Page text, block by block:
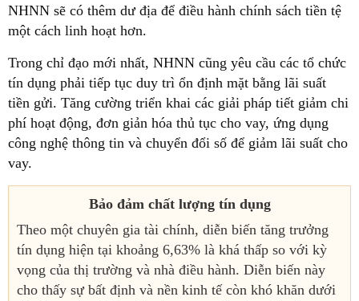
NHNN sẽ có thêm dư địa để điều hành chính sách tiền tệ
một cách linh hoạt hơn.
Trong chỉ đạo mới nhất, NHNN cũng yêu cầu các tổ chức
tín dụng phải tiếp tục duy trì ổn định mặt bằng lãi suất
tiền gửi. Tăng cường triển khai các giải pháp tiết giảm chi
phí hoạt động, đơn giản hóa thủ tục cho vay, ứng dụng
công nghệ thông tin và chuyển đổi số để giảm lãi suất cho
vay.
Bảo đảm chất lượng tín dụng
Theo một chuyên gia tài chính, diễn biến tăng trưởng
tín dụng hiện tại khoảng 6,63% là khá thấp so với kỳ
vọng của thị trường và nhà điều hành. Diễn biến này
cho thấy sự bất định và nền kinh tế còn khó khăn dưới